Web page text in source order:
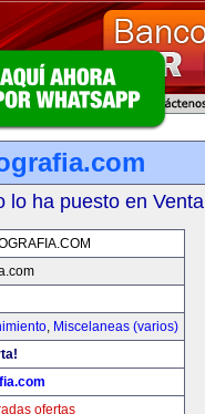
lo ha puesto en Venta
, Miscelaneas (varios)
ofertas